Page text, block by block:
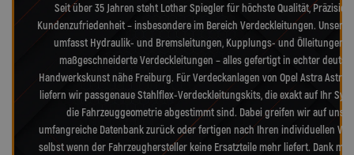
Seit über 35 Jahren steht Lothar Spiegler für höchste Qualität, Präzision
Kundenzufriedenheit – insbesondere im Bereich Verdeckleitungen. Unser
umfasst Hydraulik- und Bremsleitungen, Kupplungs- und Ölleitungen
maßgeschneiderte Verdeckleitungen – alles gefertigt in echter
Handwerkskunst nähe Freiburg. Für Verdeckanlagen von Opel Astra Astra-
liefern wir passgenaue Stahlflex-Verdeckleitungskits, die exakt auf Ihr
die Fahrzeuggeometrie abgestimmt sind. Dabei greifen wir auf
umfangreiche Datenbank zurück oder fertigen nach Ihren individuellen
selbst wenn der Fahrzeughersteller keine Ersatzteile mehr liefert. Dank